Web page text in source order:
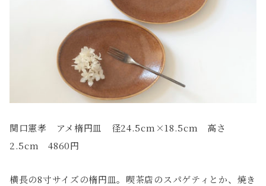
関口憲孝 アメ楕円皿 径24.5cm×18.5cm 高さ
2.5cm 4860円
横長の8寸サイズの楕円皿。喫茶店のスパゲティとか、焼き